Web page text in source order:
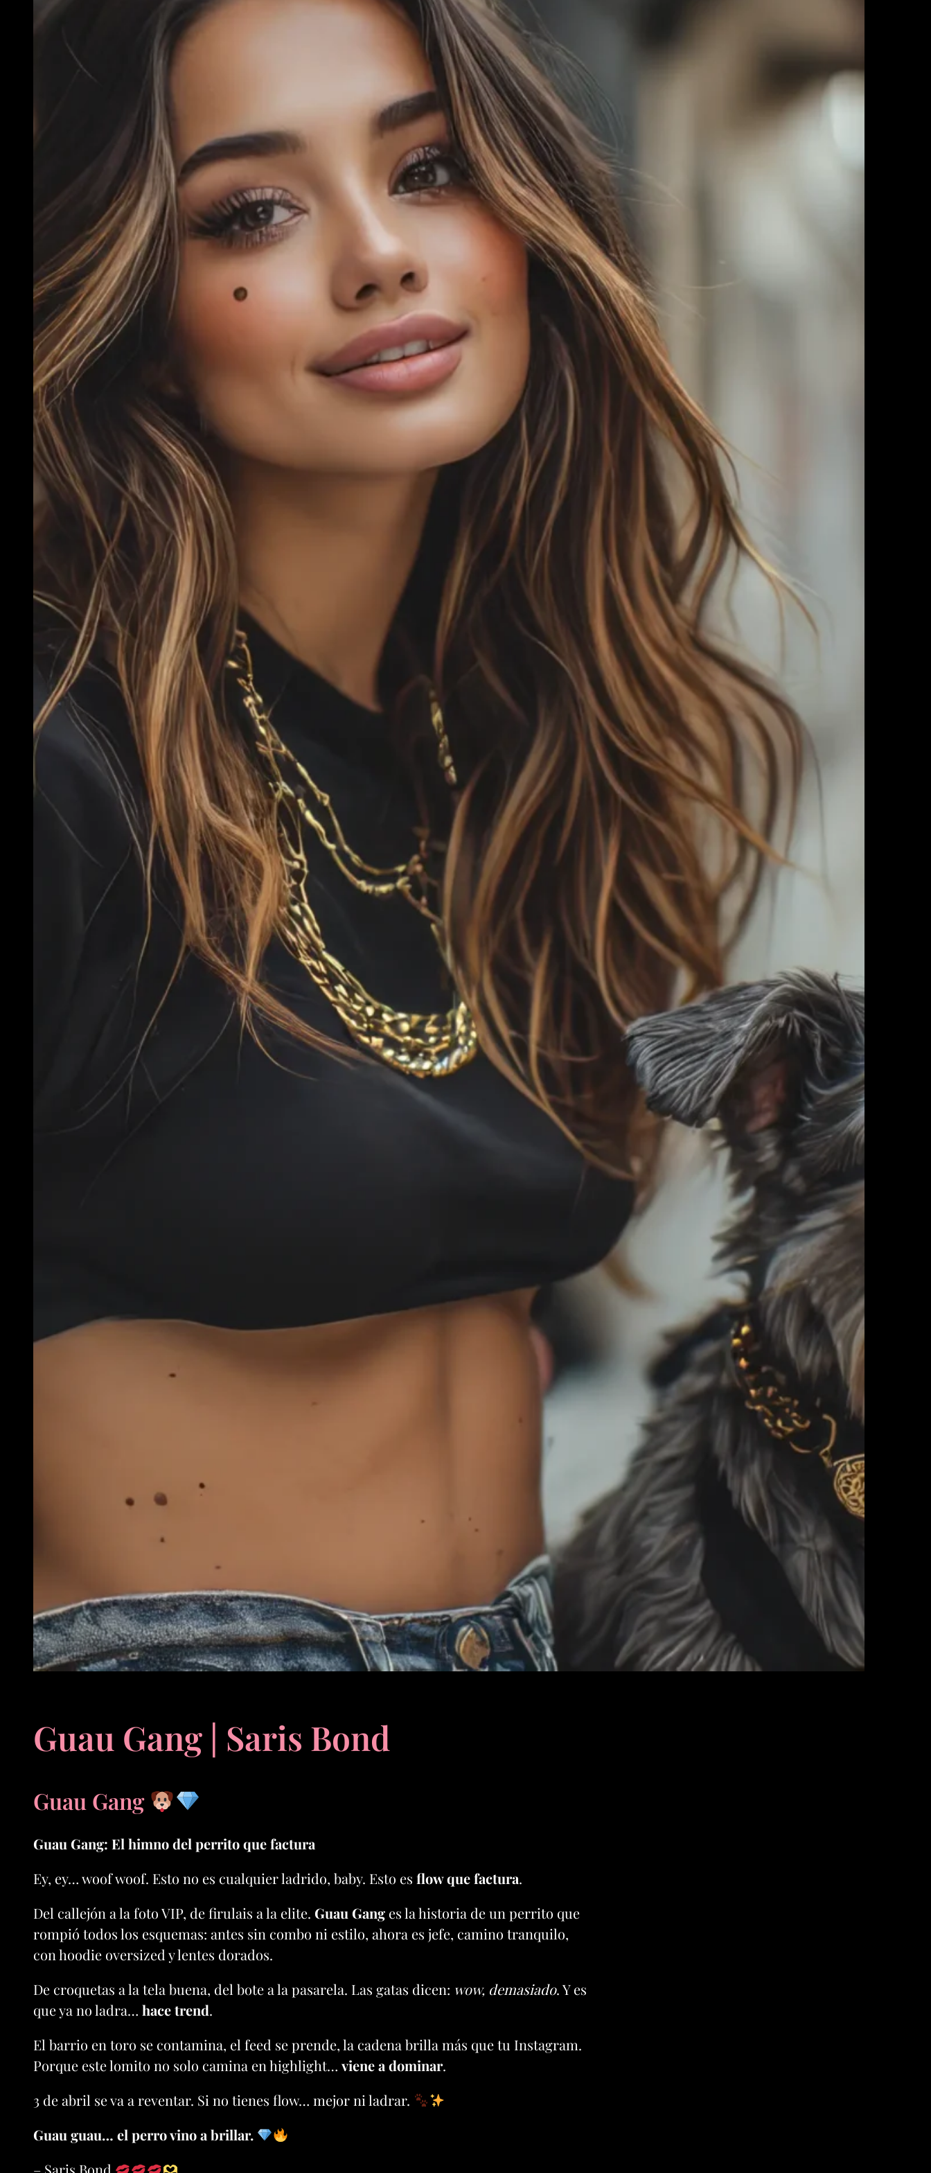
Guau Gang | Saris Bond
Guau Gang
Guau Gang: El himno del perrito que factura
Ey, ey… woof woof. Esto no es cualquier ladrido, baby. Esto es flow que factura.
Del callejón a la foto VIP, de firulais a la elite. Guau Gang es la historia de un perrito que
rompió todos los esquemas: antes sin combo ni estilo, ahora es jefe, camino tranquilo,
con hoodie oversized y lentes dorados.
De croquetas a la tela buena, del bote a la pasarela. Las gatas dicen: wow, demasiado. Y es
que ya no ladra… hace trend.
El barrio en toro se contamina, el feed se prende, la cadena brilla más que tu Instagram.
Porque este lomito no solo camina en highlight… viene a dominar.
3 de abril se va a reventar. Si no tienes flow… mejor ni ladrar.
Guau guau… el perro vino a brillar.
– Saris Bond